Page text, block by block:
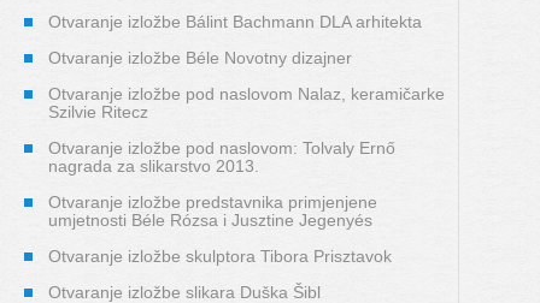
Otvaranje izložbe Bálint Bachmann DLA arhitekta
Otvaranje izložbe Béle Novotny dizajner
Otvaranje izložbe pod naslovom Nalaz, keramičarke
Szilvie Ritecz
Otvaranje izložbe pod naslovom: Tolvaly Ernő
nagrada za slikarstvo 2013.
Otvaranje izložbe predstavnika primjenjene
umjetnosti Béle Rózsa i Jusztine Jegenyés
Otvaranje izložbe skulptora Tibora Prisztavok
Otvaranje izložbe slikara Duška Šibl